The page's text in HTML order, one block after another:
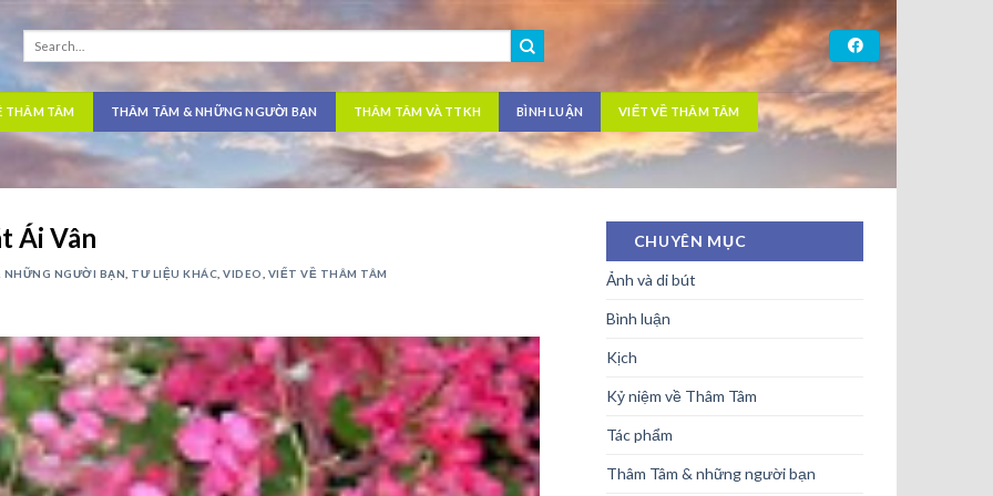
THÂM TÂM THÂM TÂM & NHỮNG NGƯỜI BẠN THÂM TÂM VÀ TTKH BÌNH LUẬN VIẾT VỀ THÂM TÂM
Ái Vân
NHỮNG NGƯỜI BẠN TƯ LIỆU KHÁC ,VIDEO VIẾT VỀ THÂM TÂM
CHUYÊN MỤC
Ảnh và di bút
Bình luận
Kịch
Kỷ niệm về Thâm Tâm
Tác phẩm
Thâm Tâm & những người bạn